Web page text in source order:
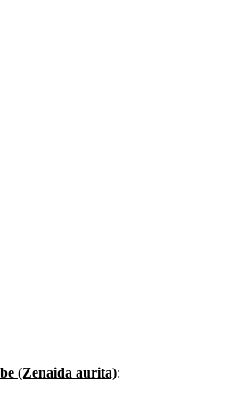
(Zenaida aurita):